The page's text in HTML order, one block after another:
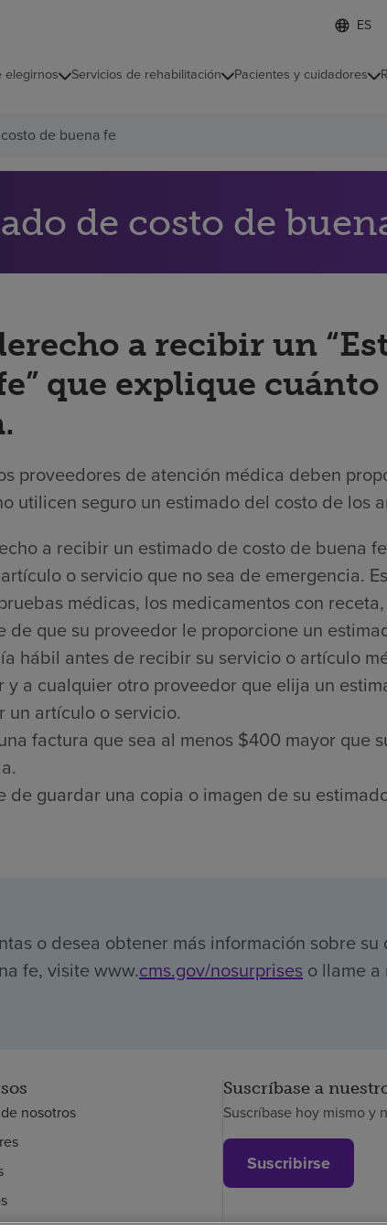
Lista
de
d
o
e
i
a
elegirnos Servicios de rehabilitación Pacientes y cuidadores
de buena fe
de costo de
a recibir un
que explique
proveedores de atención médica deben
utilicen seguro un estimado del costo de los
a recibir un estimado de costo de buena
o servicio que no sea de emergencia.
médicas, los medicamentos con
de que su proveedor le proporcione un
hábil antes de recibir su servicio o artículo
y a cualquier otro proveedor que elija un
un artículo o servicio.
factura que sea al menos $400 mayor que
de guardar una copia o imagen de su
o desea obtener más información sobre
fe, visite www.cms.gov/nosurprises o llame
nosotros
Suscríbase a
Suscríbase hoy mismo y
Suscribirse